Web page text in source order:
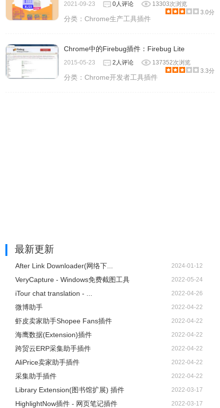
2021-09-23 0人评论
13303次浏览
3.0分
分类：Chrome生产工具插件
Chrome中的Firebug插件：Firebug Lite
2015-05-23 2人评论
137352次浏览
3.3分
分类：Chrome开发者工具插件
最新更新
After Link Downloader(网络下... 2024-01-12
VeryCapture - Windows免费截图工具 2022-05-24
iTour chat translation - ... 2022-04-26
微博助手 2022-04-22
虾皮卖家助手Shopee Fans插件 2022-04-22
海鹰数据(Extension)插件 2022-04-22
跨贸云ERP采集助手插件 2022-04-22
AliPrice卖家助手插件 2022-04-22
采集助手插件 2022-04-22
Library Extension(图书馆扩展) 插件 2022-03-17
HighlightNow插件 - 网页笔记插件 2022-03-17